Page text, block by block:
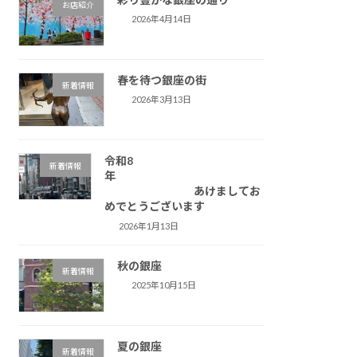
お店紹介
2026年4月14日
新着情報 春を待つ銀座の街
2026年3月13日
新着情報
令和8
年
あけましてお
めでとうございます
2026年1月13日
新着情報 秋の銀座
2025年10月15日
新着情報 夏の銀座